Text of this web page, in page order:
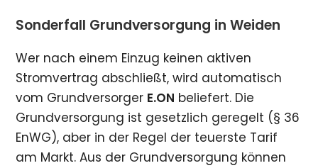
Sonderfall Grundversorgung in Weiden
Wer nach einem Einzug keinen aktiven
Stromvertrag abschließt, wird automatisch
vom Grundversorger E.ON beliefert. Die
Grundversorgung ist gesetzlich geregelt (§ 36
EnWG), aber in der Regel der teuerste Tarif
am Markt. Aus der Grundversorgung können